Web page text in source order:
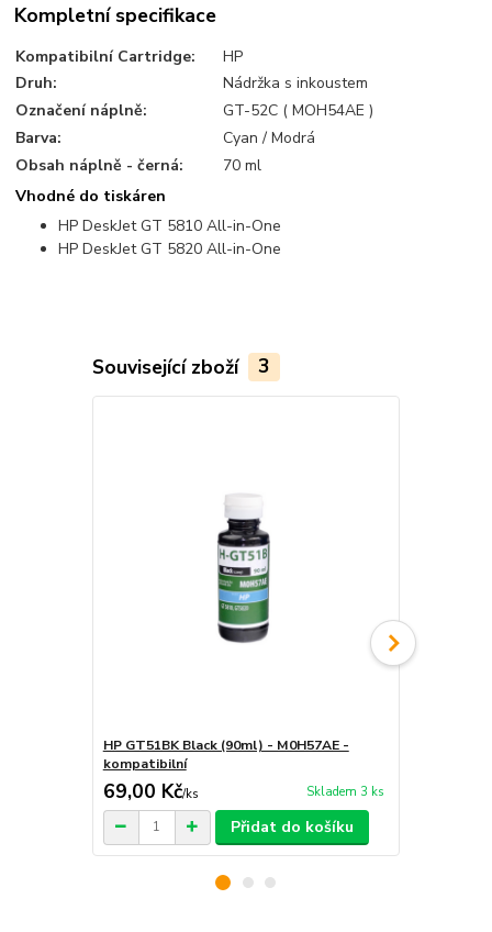
Kompletní specifikace
Kompatibilní Cartridge:
HP
Druh:
Nádržka s inkoustem
Označení náplně:
GT-52C ( MOH54AE )
Barva:
Cyan / Modrá
Obsah náplně - černá:
70 ml
Vhodné do tiskáren
HP DeskJet GT 5810 All-in-One
HP DeskJet GT 5820 All-in-One
Související zboží 3
HP GT51BK Black (90ml) - M0H57AE -
kompatibilní
69,00 Kč/ks Skladem 3 ks
Přidat do košíku